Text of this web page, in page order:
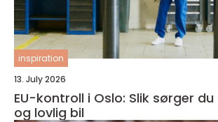
inspiration
13. July 2026
EU-kontroll i Oslo: Slik sørger
og lovlig bil